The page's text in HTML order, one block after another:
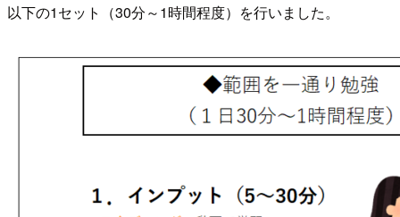
以下の1セット（30分～1時間程度）を行いました。